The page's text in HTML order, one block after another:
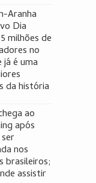
Aranha
Dia
milhões de
no
já é uma
da história
ao
após
nos
brasileiros;
assistir